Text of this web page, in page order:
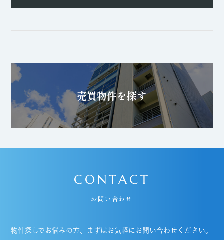
売買物件を探す
CONTACT
お問い合わせ
物件探しでお悩みの方、まずはお気軽にお問い合わせください。